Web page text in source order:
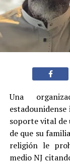
Una
soporte vital de
de que su
religión le
medio NJ